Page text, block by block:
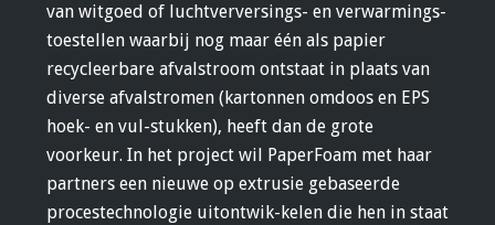
van witgoed of luchtverversings- en verwarmings-
toestellen waarbij nog maar één als papier
recycleerbare afvalstroom ontstaat in plaats van
diverse afvalstromen (kartonnen omdoos en EPS
hoek- en vul-stukken), heeft dan de grote
voorkeur. In het project wil PaperFoam met haar
partners een nieuwe op extrusie gebaseerde
procestechnologie uitontwik-kelen die hen in staat